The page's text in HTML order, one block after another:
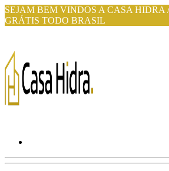
SEJAM BEM VINDOS A CASA HIDRA
GRÁTIS TODO BRASIL